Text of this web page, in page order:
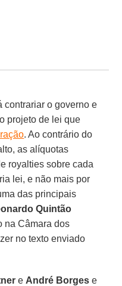
contrariar o governo e
projeto de lei que
. Ao contrário do
as alíquotas
royalties sobre cada
lei, e não mais por
das principais
Quintão
na Câmara dos
no texto enviado
e André Borges e